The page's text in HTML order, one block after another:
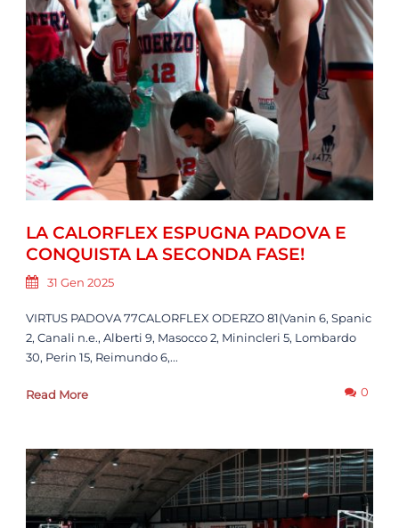
LA CALORFLEX ESPUGNA PADOVA E
CONQUISTA LA SECONDA FASE!
31 Gen 2025
VIRTUS PADOVA 77CALORFLEX ODERZO 81(Vanin 6, Spanic
2, Canali n.e., Alberti 9, Masocco 2, Minincleri 5, Lombardo
30, Perin 15, Reimundo 6,...
Read More 0